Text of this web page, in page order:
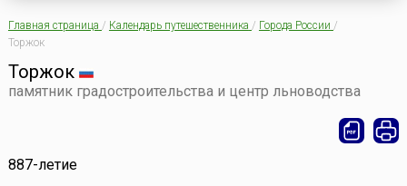
Главная страница / Календарь путешественника / Города России /
Торжок
Торжок
памятник градостроительства и центр льноводства
887-летие